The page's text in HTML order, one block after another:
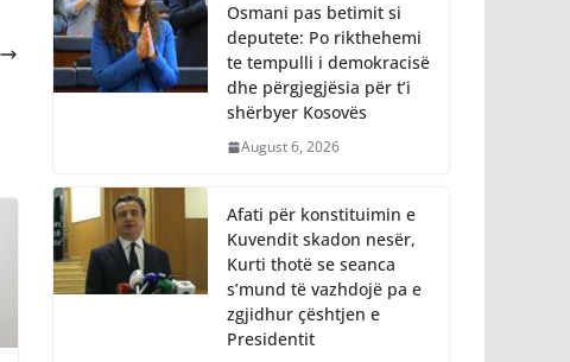
Osmani pas betimit si
deputete: Po rikthehemi
te tempulli i demokracisë
dhe përgjegjësia për t’i
shërbyer Kosovës
August 6, 2026
Afati për konstituimin e
Kuvendit skadon nesër,
Kurti thotë se seanca
s’mund të vazhdojë pa e
zgjidhur çështjen e
Presidentit